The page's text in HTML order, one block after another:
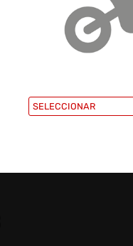
SELECCIONAR